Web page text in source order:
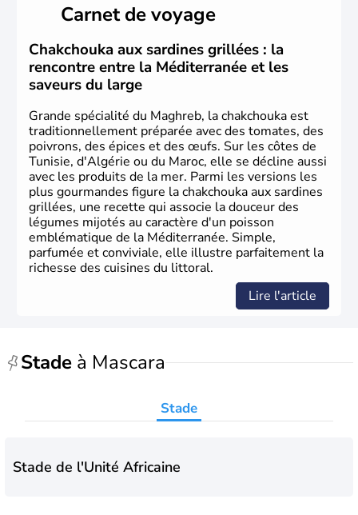
près de la moitié ont moins de 19 ans. La musique
l’une des fiertés du pays, originaire des régions les plus à
l’ouest. Lecouscousest l’un des plats traditionnels les
plus appréciés.
Carnet de voyage
Chakchouka aux sardines grillées : la
rencontre entre la Méditerranée et les
saveurs du large
Grande spécialité du Maghreb, la chakchouka est
traditionnellement préparée avec des tomates, des
poivrons, des épices et des œufs. Sur les côtes de
Tunisie, d'Algérie ou du Maroc, elle se décline aussi
avec les produits de la mer. Parmi les versions les
plus gourmandes figure la chakchouka aux sardines
grillées, une recette qui associe la douceur des
légumes mijotés au caractère d'un poisson
emblématique de la Méditerranée. Simple,
parfumée et conviviale, elle illustre parfaitement la
richesse des cuisines du littoral.
Lire l'article
Stade à Mascara
Stade
Stade de l'Unité Africaine